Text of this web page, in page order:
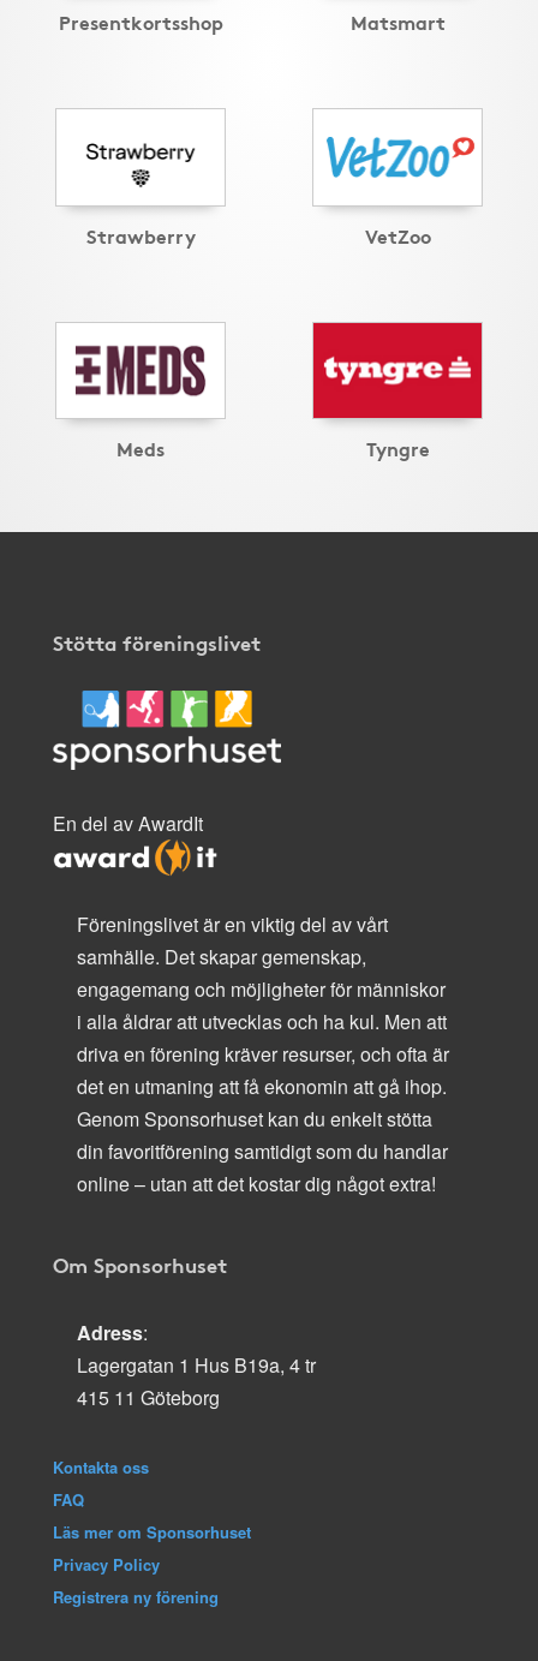
Presentkortsshop Matsmart
Strawberry VetZoo
Meds Tyngre
Stötta föreningslivet
En del av AwardIt
Föreningslivet är en viktig del av vårt
samhälle. Det skapar gemenskap,
engagemang och möjligheter för människor
i alla åldrar att utvecklas och ha kul. Men att
driva en förening kräver resurser, och ofta är
det en utmaning att få ekonomin att gå ihop.
Genom Sponsorhuset kan du enkelt stötta
din favoritförening samtidigt som du handlar
online – utan att det kostar dig något extra!
Om Sponsorhuset
Adress:
Lagergatan 1 Hus B19a, 4 tr
415 11 Göteborg
Kontakta oss
FAQ
Läs mer om Sponsorhuset
Privacy Policy
Registrera ny förening